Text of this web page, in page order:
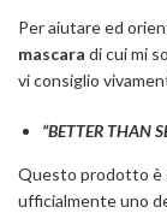
Per aiutare ed
mascara di cui mi
vi consiglio
“BETTER THAN
Questo prodotto è
ufficialmente uno